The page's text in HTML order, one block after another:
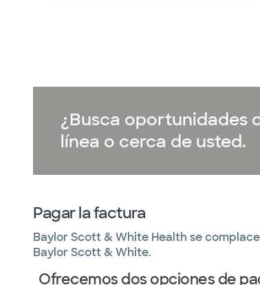
¿Busca oportunidades
línea o cerca de usted.
Pagar la factura
Baylor Scott & White Health se
Baylor Scott & White.
Ofrecemos dos opciones de